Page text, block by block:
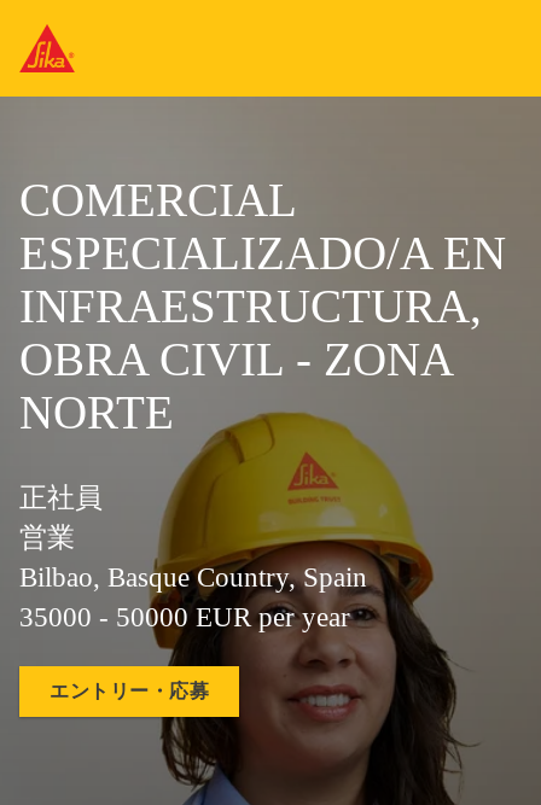
COMERCIAL
ESPECIALIZADO/A EN
INFRAESTRUCTURA,
OBRA CIVIL - ZONA
NORTE
正社員
営業
Bilbao, Basque Country, Spain
35000 - 50000 EUR per year
エントリー・応募